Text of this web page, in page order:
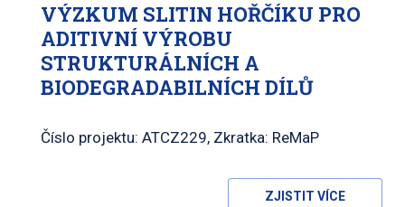
VÝZKUM SLITIN HOŘČÍKU PRO
ADITIVNÍ VÝROBU
STRUKTURÁLNÍCH A
BIODEGRADABILNÍCH DÍLŮ
Číslo projektu: ATCZ229, Zkratka: ReMaP
ZJISTIT VÍCE